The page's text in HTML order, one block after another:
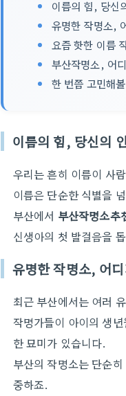
이름의 힘, 당신
유명한 작명소,
요즘 핫한 이름
부산작명소, 어
한 번쯤 고민해
이름의 힘, 당신의
우리는 흔히 이름이 사
이름은 단순한 식별을
부산에서 부산작명소추
신생아의 첫 발걸음을
유명한 작명소, 어
최근 부산에서는 여러
작명가들이 아이의 생
한 묘미가 있습니다.
부산의 작명소는 단순
중하죠.